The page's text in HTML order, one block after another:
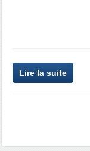
Lire la suite